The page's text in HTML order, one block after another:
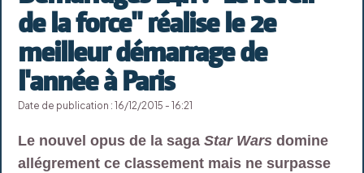
de la force" réalise le 2e
meilleur démarrage de
l'année à Paris
Date de publication : 16/12/2015 - 16:21
Le nouvel opus de la sagaStar Wars domine
allégrement ce classement mais ne surpasse